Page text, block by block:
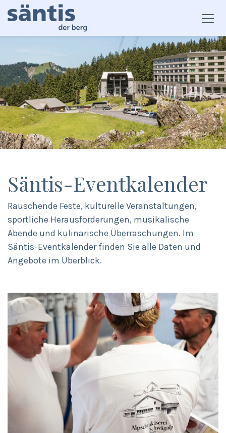
Säntis-Eventkalender
Rauschende Feste, kulturelle Veranstaltungen,
sportliche Herausforderungen, musikalische
Abende und kulinarische Überraschungen. Im
Säntis-Eventkalender finden Sie alle Daten und
Angebote im Überblick.